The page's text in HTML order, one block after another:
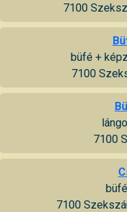
7100
büfé +
7100
7100
7100